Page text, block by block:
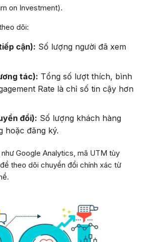
on Investment).
dõi:
cận): Số lượng người đã xem
tác): Tổng số lượt thích, bình
Rate là chỉ số tin cậy hơn
đổi): Số lượng khách hàng
hoặc đăng ký.
Google Analytics, mã UTM tùy
theo dõi chuyển đổi chính xác từ